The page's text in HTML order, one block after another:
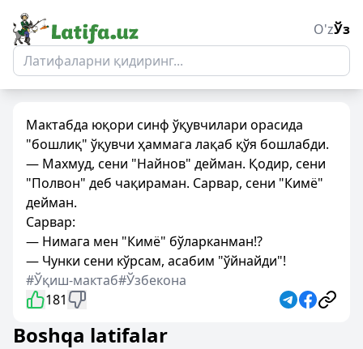
O'zЎз
Мактабда юқори синф ўқувчилари орасида
"бошлиқ" ўқувчи ҳаммага лақаб қўя бошлабди.
— Махмуд, сени "Найнов" дейман. Қодир, сени
"Полвон" деб чақираман. Сарвар, сени "Кимё"
дейман.
Сарвар:
— Нимага мен "Кимё" бўларканман!?
— Чунки сени кўрсам, асабим "ўйнайди"!
#Ўқиш-мактаб#Ўзбекона
181
Boshqa latifalar